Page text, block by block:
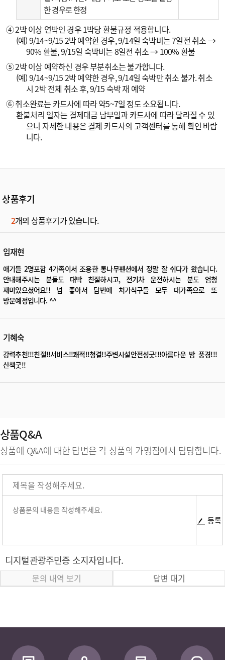
한 경우로 한정
④ 2박 이상 연박인 경우 1박당 환불규정 적용합니다.
(예) 9/14~9/15 2박 예약한 경우, 9/14일 숙박비는 7일전 취소 →
90% 환불, 9/15일 숙박비는 8일전 취소 → 100% 환불
⑤ 2박 이상 예약하신 경우 부분취소는 불가합니다.
(예) 9/14~9/15 2박 예약한 경우, 9/14일 숙박만 취소 불가. 취소
시 2박 전체 취소 후, 9/15 숙박 재 예약
⑥ 취소완료는 카드사에 따라 약5~7일 정도 소요됩니다.
환불처리 일자는 결제대금 납부일과 카드사에 따라 달라질 수 있
으니 자세한 내용은 결제 카드사의 고객센터를 통해 확인 바랍
니다.
상품후기
2개의 상품후기가 있습니다.
임재현
애기들 2명포함 4가족이서 조용한 통나무펜션에서 정말 잘 쉬다가 왔습니다.
안내해주시는 분들도 대박 친절하시고, 전기차 운전하시는 분도 엄청
재미있으셨어요!! 넘 좋아서 담번에 처가식구들 모두 대가족으로 또
방문예정입니다. ^^
기혜숙
강력추천!!!친절!!서비스!!쾌적!!청결!!주변시설안전성굿!!!아름다운 밤 풍경!!!
산책굿!!
상품Q&A
상품에 Q&A에 대한 답변은 각 상품의 가맹점에서 담당합니다.
등록
디지털관광주민증 소지자입니다.
문의 내역 보기 답변 대기